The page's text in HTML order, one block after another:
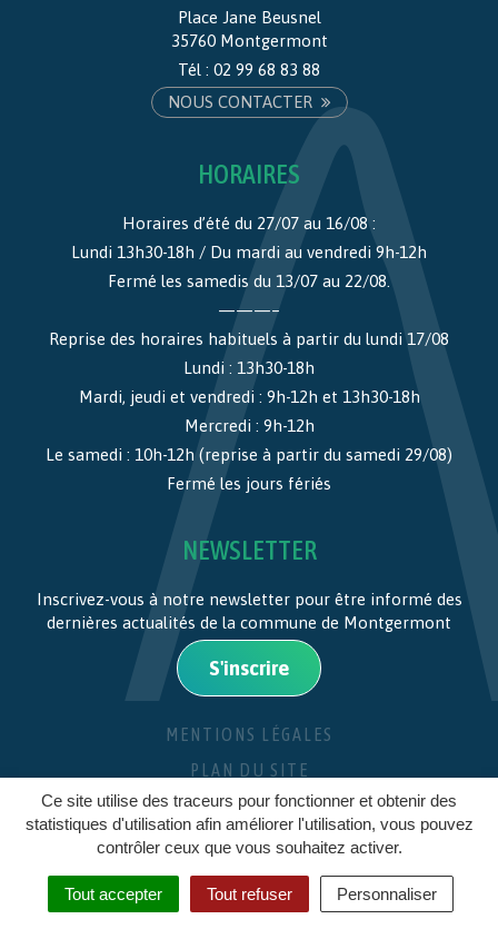
Ce site utilise des traceurs pour fonctionner et obtenir des
statistiques d'utilisation afin améliorer l'utilisation, vous pouvez
contrôler ceux que vous souhaitez activer.
Tout accepter Tout refuser Personnaliser
Place Jane Beusnel
35760 Montgermont
Tél : 02 99 68 83 88
NOUS CONTACTER
HORAIRES
Horaires d’été du 27/07 au 16/08 :
Lundi 13h30-18h / Du mardi au vendredi 9h-12h
Fermé les samedis du 13/07 au 22/08.
———–
Reprise des horaires habituels à partir du lundi 17/08
Lundi : 13h30-18h
Mardi, jeudi et vendredi : 9h-12h et 13h30-18h
Mercredi : 9h-12h
Le samedi : 10h-12h (reprise à partir du samedi 29/08)
Fermé les jours fériés
NEWSLETTER
Inscrivez-vous à notre newsletter pour être informé des
dernières actualités de la commune de Montgermont
S'inscrire
MENTIONS LÉGALES
PLAN DU SITE
CRÉDITS